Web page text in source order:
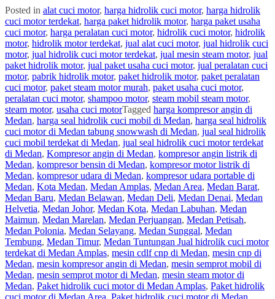
Posted in alat cuci motor, harga hidrolik cuci motor, harga hidrolik
cuci motor terdekat, harga paket hidrolik motor, harga paket usaha
cuci motor, harga peralatan cuci motor, hidrolik cuci motor, hidrolik
motor, hidrolik motor terdekat, jual alat cuci motor, jual hidrolik cuci
motor, jual hidrolik cuci motor terdekat, jual mesin steam motor, jual
paket hidrolik motor, jual paket usaha cuci motor, jual peralatan cuci
motor, pabrik hidrolik motor, paket hidrolik motor, paket peralatan
cuci motor, paket steam motor murah, paket usaha cuci motor,
peralatan cuci motor, shampoo motor, steam mobil steam motor,
steam motor, usaha cuci motorTagged harga kompresor angin di
Medan, harga seal hidrolik cuci mobil di Medan, harga seal hidrolik
cuci motor di Medan tabung snowwash di Medan, jual seal hidrolik
cuci mobil terdekat di Medan, jual seal hidrolik cuci motor terdekat
di Medan, Kompresor angin di Medan, kompresor angin listrik di
Medan, kompresor bensin di Medan, kompresor motor listrik di
Medan, kompresor udara di Medan, kompresor udara portable di
Medan, Kota Medan, Medan Amplas, Medan Area, Medan Barat,
Medan Baru, Medan Belawan, Medan Deli, Medan Denai, Medan
Helvetia, Medan Johor, Medan Kota, Medan Labuhan, Medan
Maimun, Medan Marelan, Medan Perjuangan, Medan Petisah,
Medan Polonia, Medan Selayang, Medan Sunggal, Medan
Tembung, Medan Timur, Medan Tuntungan Jual hidrolik cuci motor
terdekat di Medan Amplas, mesin cdlf cnp di Medan, mesin cnp di
Medan, mesin kompresor angin di Medan, mesin semprot mobil di
Medan, mesin semprot motor di Medan, mesin steam motor di
Medan, Paket hidrolik cuci motor di Medan Amplas, Paket hidrolik